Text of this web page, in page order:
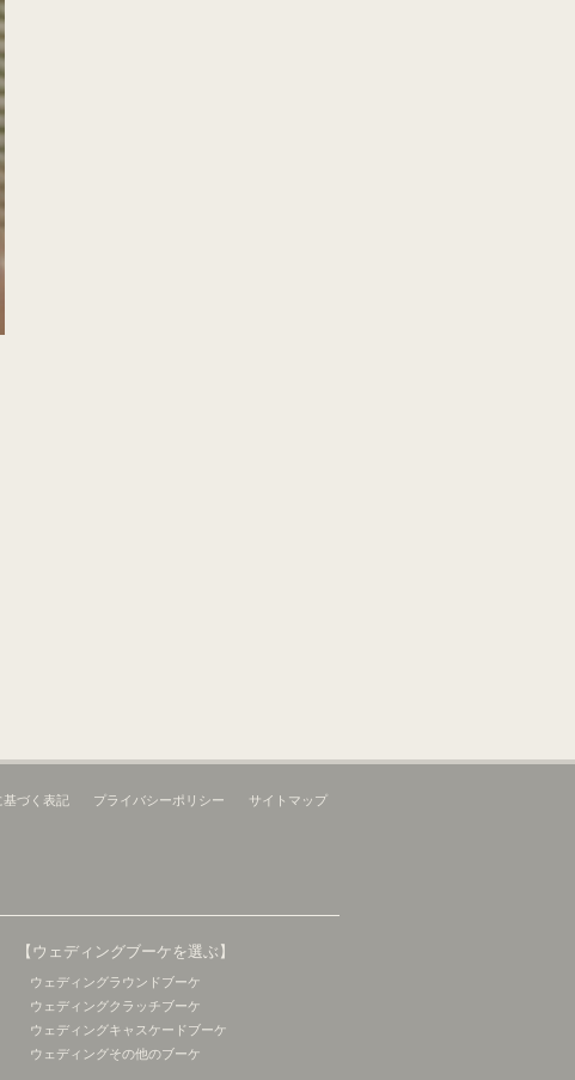
サイトマップ
プライバシーポリシー
づく表記
【ウェディングブーケを選ぶ】
ウェディングラウンドブーケ
ウェディングクラッチブーケ
ウェディングキャスケードブーケ
ウェディングその他のブーケ